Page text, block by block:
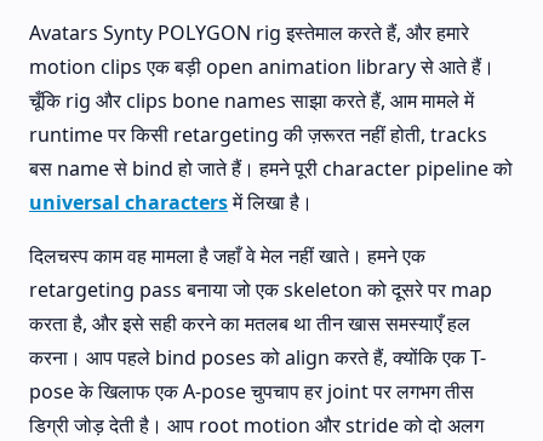
Avatars Synty POLYGON rig इस्तेमाल करते हैं, और हमारे
motion clips एक बड़ी open animation library से आते हैं।
चूँकि rig और clips bone names साझा करते हैं, आम मामले में
runtime पर किसी retargeting की ज़रूरत नहीं होती, tracks
बस name से bind हो जाते हैं। हमने पूरी character pipeline को
universal charactersमें लिखा है।
दिलचस्प काम वह मामला है जहाँ वे मेल नहीं खाते। हमने एक
retargeting pass बनाया जो एक skeleton को दूसरे पर map
करता है, और इसे सही करने का मतलब था तीन खास समस्याएँ हल
करना। आप पहले bind poses को align करते हैं, क्योंकि एक T-
pose के खिलाफ एक A-pose चुपचाप हर joint पर लगभग तीस
डिग्री जोड़ देती है। आप root motion और stride को दो अलग